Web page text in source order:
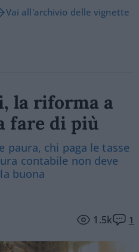
Vai all'archivio delle vignette
la riforma a
fare di più
paura, chi paga le tasse
contabile non deve
buona
1.5k 1